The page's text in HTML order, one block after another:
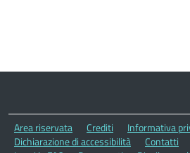
Area riservata Crediti Informativa
Dichiarazione di accessibilità
Contatti